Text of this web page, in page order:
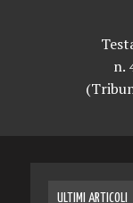
n.
ULTIMI ARTICOLI